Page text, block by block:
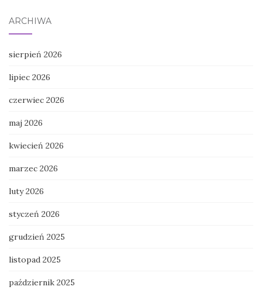
ARCHIWA
sierpień 2026
lipiec 2026
czerwiec 2026
maj 2026
kwiecień 2026
marzec 2026
luty 2026
styczeń 2026
grudzień 2025
listopad 2025
październik 2025